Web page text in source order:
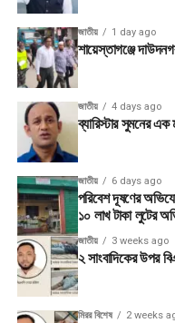
জাতীয় 1 day ago
শায়েস্তাগঞ্জে
জাতীয় 4 days ago
ব্যারিস্টার সুমনের
জাতীয় 6 days ago
পরিবেশ দূষণের
১০ লাখ টাকা লুটের
জাতীয় 3 weeks ago
২ সাংবাদিকের উপর
মিরর বিশেষ 2 weeks